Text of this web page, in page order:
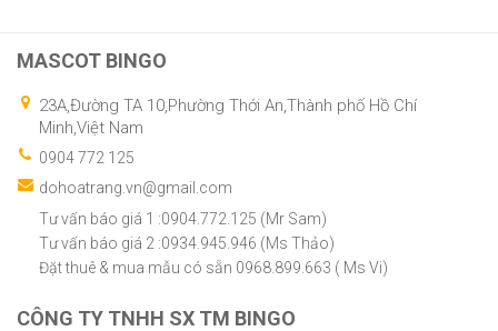
MASCOT BINGO
23A,Đường TA 10,Phường Thới An,Thành phố Hồ Chí
Minh,Việt Nam
0904 772 125
dohoatrang.vn@gmail.com
Tư vấn báo giá 1 :0904.772.125 (Mr Sam)
Tư vấn báo giá 2 :0934.945.946 (Ms Thảo)
Đặt thuê & mua mẫu có sẵn 0968.899.663 ( Ms Vi)
CÔNG TY TNHH SX TM BINGO